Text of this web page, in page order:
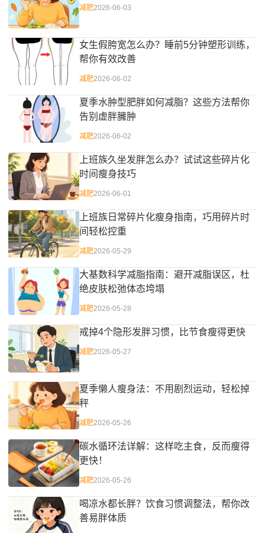
减肥2026-06-03
女生假胯宽怎么办？睡前5分钟塑形训练，
帮你有效改善
减肥2026-06-02
夏季水肿型肥胖如何减脂？这些方法帮你
告别虚胖臃肿
减肥2026-06-02
上班族久坐发胖怎么办？试试这些碎片化
时间瘦身技巧
减肥2026-06-01
上班族日常碎片化瘦身指南，巧用碎片时
间轻松控重
减肥2026-05-29
大基数科学减脂指南：避开减脂误区，杜
绝皮肤松弛体态垮塌
减肥2026-05-28
戒掉4个隐形发胖习惯，比节食瘦得更快
减肥2026-05-27
夏季懒人瘦身法：不用剧烈运动，轻松掉
秤
减肥2026-05-26
碳水循环法详解：这样吃主食，反而瘦得
更快！
减肥2026-05-26
喝凉水都长胖？饮食习惯调整法，帮你改
善易胖体质